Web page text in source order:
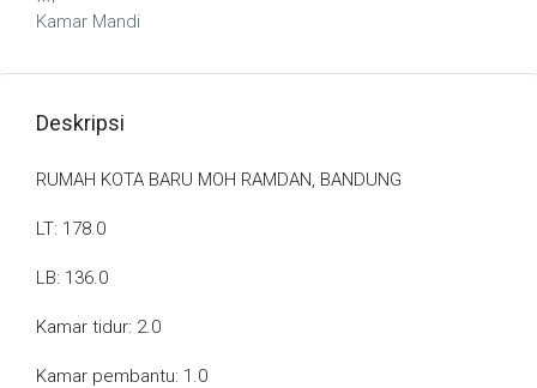
Kamar Mandi
Deskripsi
RUMAH KOTA BARU MOH RAMDAN, BANDUNG
LT: 178.0
LB: 136.0
Kamar tidur: 2.0
Kamar pembantu: 1.0